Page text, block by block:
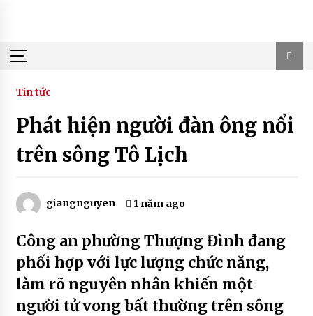
Tin tức
Phát hiện người đàn ông nổi
trên sông Tô Lịch
giangnguyen 1 năm ago
Công an phường Thượng Đình đang
phối hợp với lực lượng chức năng,
làm rõ nguyên nhân khiến một
người tử vong bất thường trên sông